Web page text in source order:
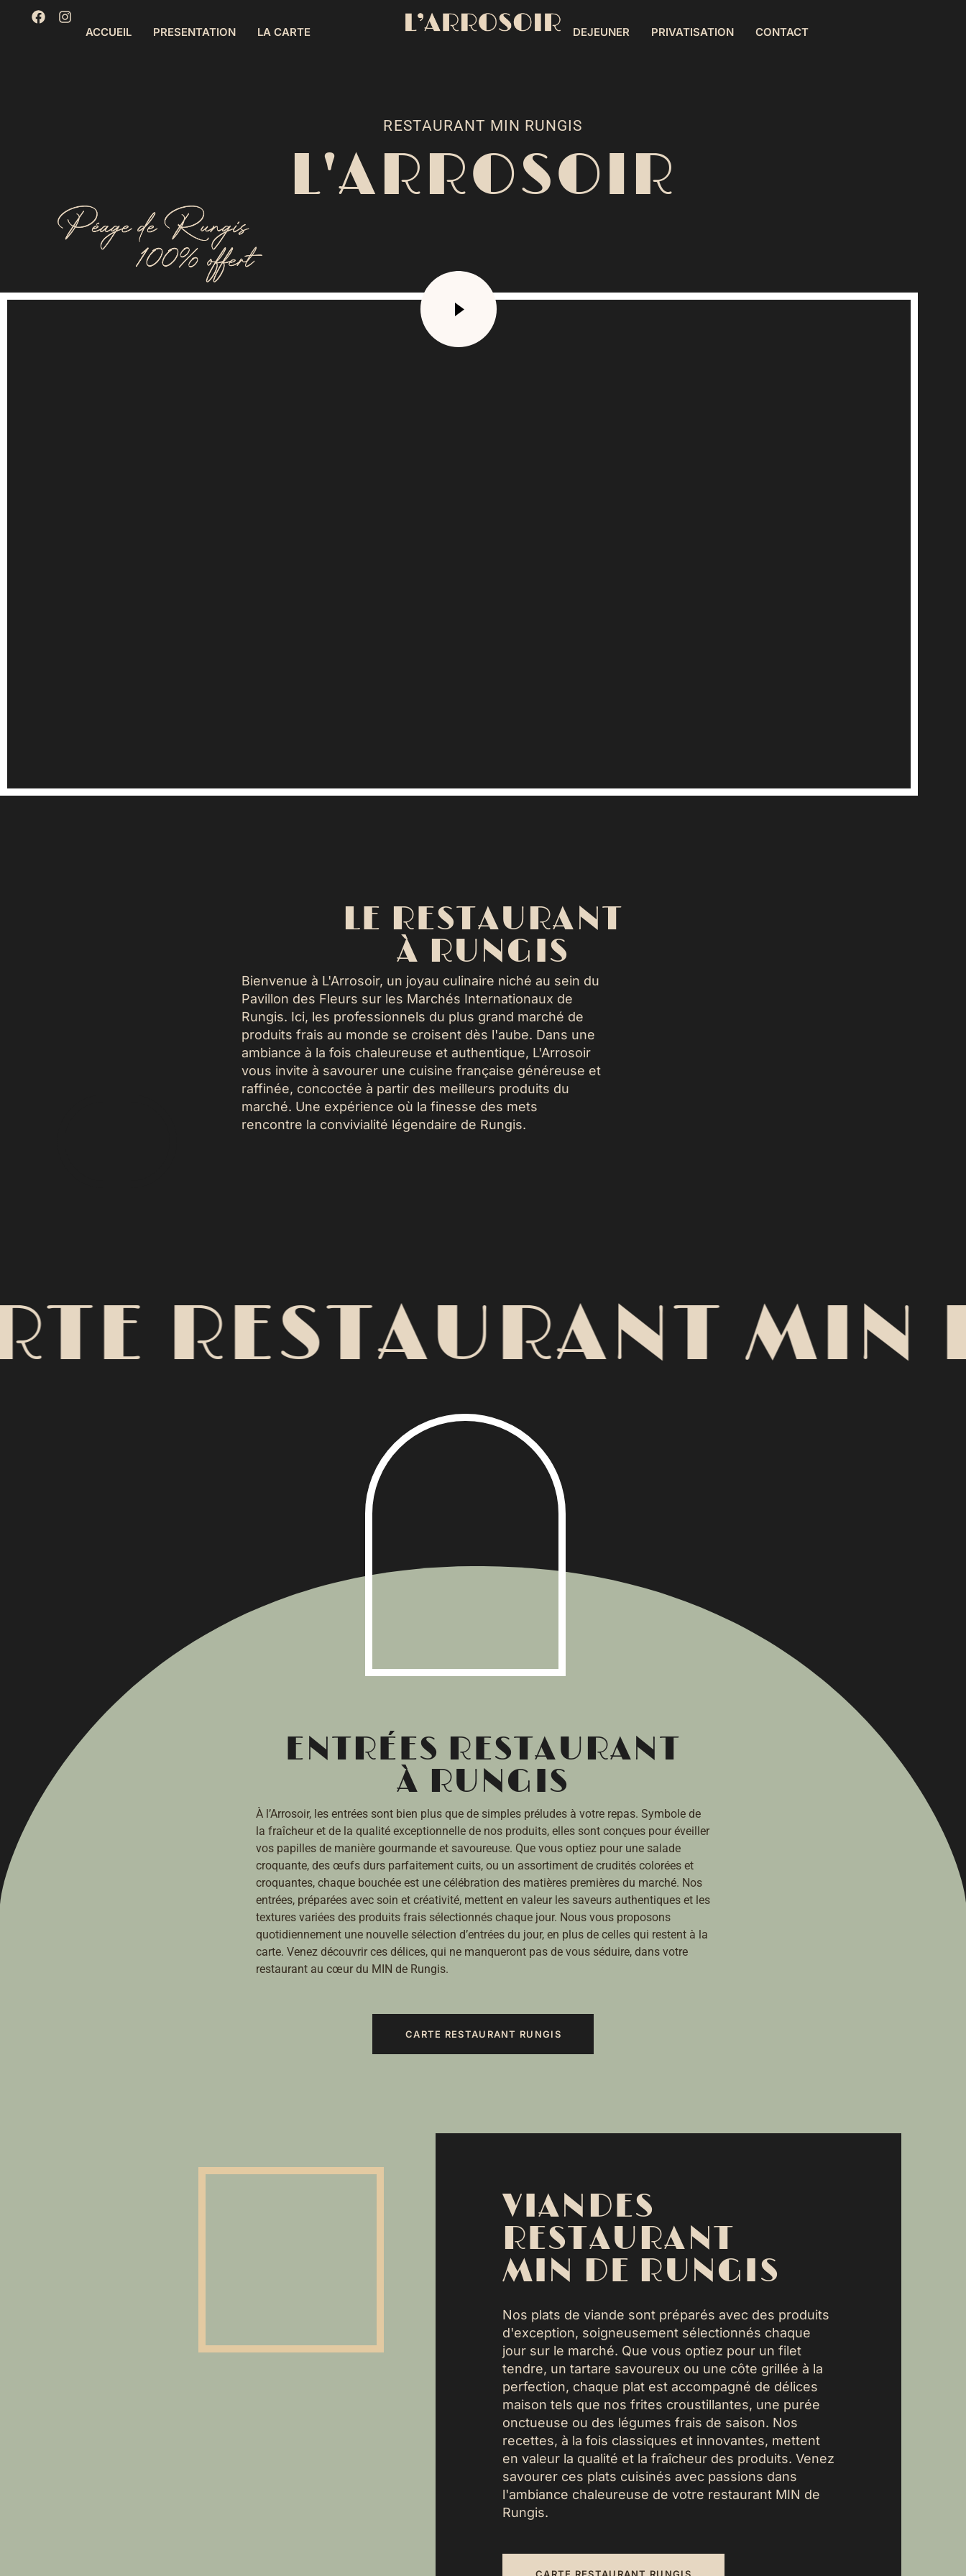
ACCUEIL PRESENTATION LA CARTE DEJEUNER PRIVATISATION CONTACT
RESTAURANT MIN RUNGIS
L'ARROSOIR
LE RESTAURANT
À RUNGIS
Bienvenue à L'Arrosoir, un joyau culinaire niché au sein du
Pavillon des Fleurs sur les Marchés Internationaux de
Rungis. Ici, les professionnels du plus grand marché de
produits frais au monde se croisent dès l'aube. Dans une
ambiance à la fois chaleureuse et authentique, L'Arrosoir
vous invite à savourer une cuisine française généreuse et
raffinée, concoctée à partir des meilleurs produits du
marché. Une expérience où la finesse des mets
rencontre la convivialité légendaire de Rungis.
RESTAURANT MIN
ENTRÉES RESTAURANT
À RUNGIS
À l’Arrosoir, les entrées sont bien plus que de simples préludes à votre repas. Symbole de
la fraîcheur et de la qualité exceptionnelle de nos produits, elles sont conçues pour éveiller
vos papilles de manière gourmande et savoureuse. Que vous optiez pour une salade
croquante, des œufs durs parfaitement cuits, ou un assortiment de crudités colorées et
croquantes, chaque bouchée est une célébration des matières premières du marché. Nos
entrées, préparées avec soin et créativité, mettent en valeur les saveurs authentiques et les
textures variées des produits frais sélectionnés chaque jour. Nous vous proposons
quotidiennement une nouvelle sélection d’entrées du jour, en plus de celles qui restent à la
carte. Venez découvrir ces délices, qui ne manqueront pas de vous séduire, dans votre
restaurant au cœur du MIN de Rungis.
CARTE RESTAURANT RUNGIS
VIANDES
RESTAURANT
MIN DE RUNGIS
Nos plats de viande sont préparés avec des produits
d'exception, soigneusement sélectionnés chaque
jour sur le marché. Que vous optiez pour un filet
tendre, un tartare savoureux ou une côte grillée à la
perfection, chaque plat est accompagné de délices
maison tels que nos frites croustillantes, une purée
onctueuse ou des légumes frais de saison. Nos
recettes, à la fois classiques et innovantes, mettent
en valeur la qualité et la fraîcheur des produits. Venez
savourer ces plats cuisinés avec passions dans
l'ambiance chaleureuse de votre restaurant MIN de
Rungis.
CARTE RESTAURANT RUNGIS